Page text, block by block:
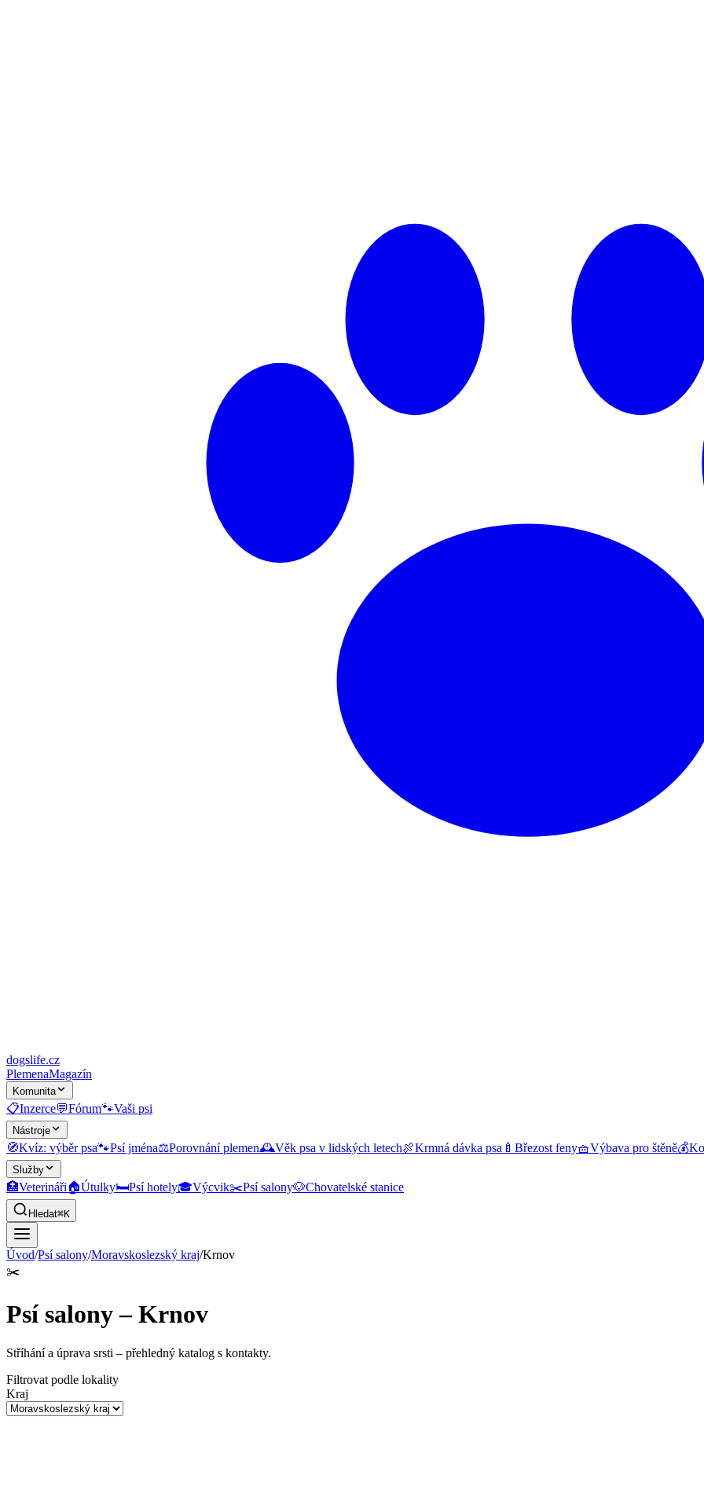
dogslife.cz
PlemenaMagazín
Komunita
📋Inzerce💬Fórum🐾Vaši psi
Nástroje
🧭Kvíz: výběr psa🐾Psí jména⚖️Porovnání plemen🕰️Věk psa v lidských letech🍖Krmná dávka psa 🍼 Březost feny🧺Výbava pro štěně💰
Služby
🏥Veterináři🏠Útulky🛏️Psí hotely🎓Výcvik✂️Psí salony🐶Chovatelské stanice
Hledat⌘K
Úvod/Psí salony/Moravskoslezský kraj/Krnov
✂️
Psí salony – Krnov
Stříhání a úprava srsti – přehledný katalog s kontakty.
Filtrovat podle lokality
Kraj